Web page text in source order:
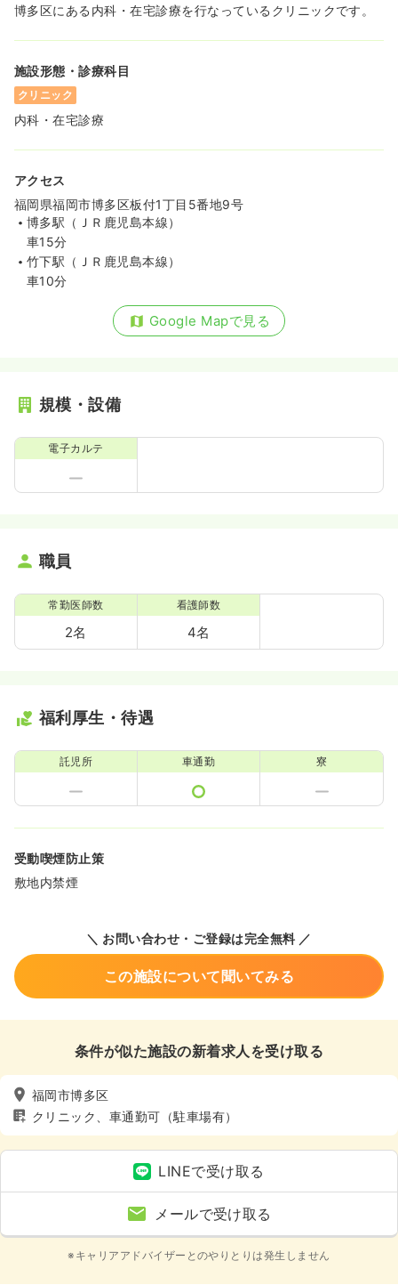
博多区にある内科・在宅診療を行なっているクリニックです。
施設形態・診療科目
クリニック
内科・在宅診療
アクセス
福岡県福岡市博多区板付1丁目5番地9号
博多駅（ＪＲ鹿児島本線）
車15分
竹下駅（ＪＲ鹿児島本線）
車10分
Google Mapで見る
規模・設備
電子カルテ
職員
常勤医師数
2名
看護師数
4名
福利厚生・待遇
託児所 車通勤 寮
受動喫煙防止策
敷地内禁煙
＼ お問い合わせ・ご登録は完全無料 ／
この施設について聞いてみる
条件が似た施設の新着求人を受け取る
福岡市博多区
クリニック、車通勤可（駐車場有）
LINEで受け取る
メールで受け取る
※キャリアアドバイザーとのやりとりは発生しません